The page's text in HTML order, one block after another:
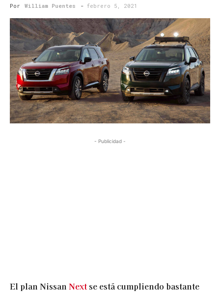
Por William Puentes - febrero 5, 2021
- Publicidad -
El plan Nissan Next se está cumpliendo bastante